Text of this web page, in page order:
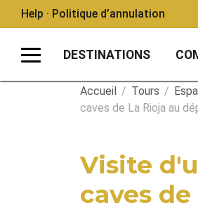
Help · Politique d’annulation
DESTINATIONS
Accueil / Tours /
caves de La Rioja au
Visite
caves